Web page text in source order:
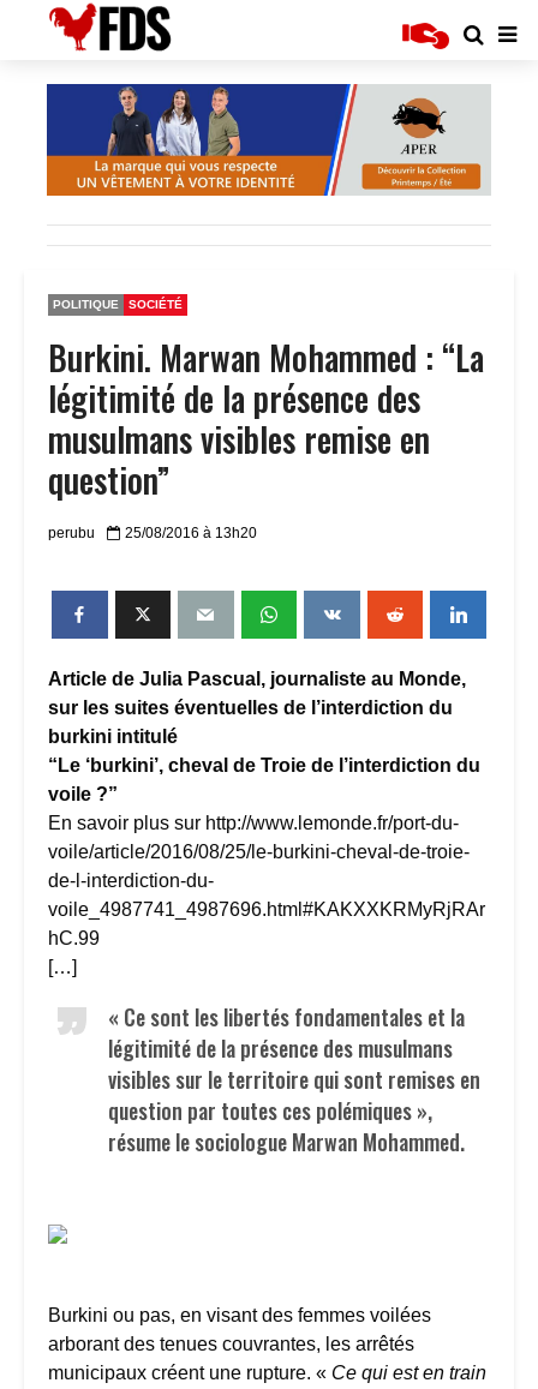
POLITIQUE SOCIÉTÉ
Burkini. Marwan Mohammed : “La
légitimité de la présence des
musulmans visibles remise en
question”
perubu 25/08/2016 à 13h20
Article de Julia Pascual, journaliste au Monde,
sur les suites éventuelles de l’interdiction du
burkini intitulé
“Le ‘burkini’, cheval de Troie de l’interdiction du
voile ?”
En savoir plus sur http://www.lemonde.fr/port-du-
voile/article/2016/08/25/le-burkini-cheval-de-troie-
de-l-interdiction-du-
voile_4987741_4987696.html#KAKXXKRMyRjRAr
hC.99
[…]
« Ce sont les libertés fondamentales et la
légitimité de la présence des musulmans
visibles sur le territoire qui sont remises en
question par toutes ces polémiques »,
résume le sociologue Marwan Mohammed.
Burkini ou pas, en visant des femmes voilées
arborant des tenues couvrantes, les arrêtés
municipaux créent une rupture. « Ce qui est en train